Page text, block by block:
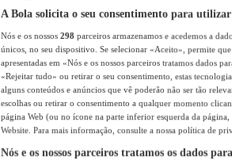
A Bola solicita o seu consentimento para utilizar
Nós e os nossos 298 parceiros armazenamos e acedemos a
únicos, no seu dispositivo. Se selecionar «Aceito», permite
apresentadas em «Nós e os nossos parceiros tratamos dados
«Rejeitar tudo» ou retirar o seu consentimento, estas
alguns conteúdos e anúncios que vê poderão não ser tão
escolhas ou retirar o consentimento a qualquer momento
página Web (ou no ícone na parte inferior esquerda da página,
Website. Para mais informação, consulte a nossa política de
Nós e os nossos parceiros tratamos os dados